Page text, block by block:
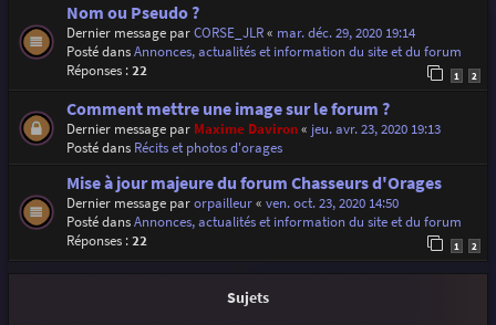
r
Nom ou Pseudo ?
Dernier message parCORSE_JLR« mar. déc. 29, 2020 19:14
Posté dansAnnonces, actualités et information du site et du forum
Réponses :22 1 2
Comment mettre une image sur le forum ?
Dernier message par Maxime Daviron« jeu. avr. 23, 2020 19:13
Posté dans Récits et photos d'orages
Mise à jour majeure du forum Chasseurs d'Orages
Dernier message parorpailleur« ven. oct. 23, 2020 14:50
Posté dansAnnonces, actualités et information du site et du forum
Réponses :22 1 2
Sujets